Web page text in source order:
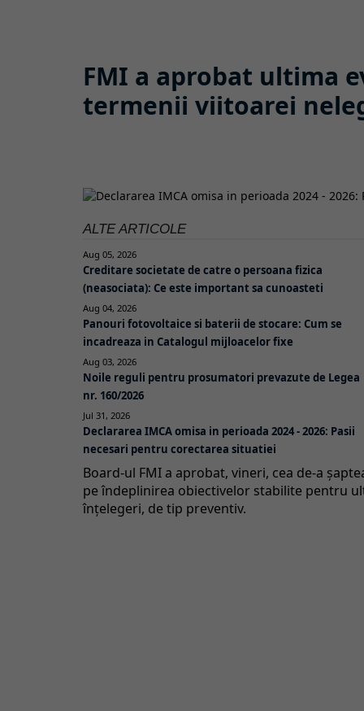
FMI a aprobat ultima
termenii viitoarei
ALTE ARTICOLE
Aug 05, 2026
Creditare societate de catre o persoana fizica
(neasociata): Ce este important sa cunoasteti
Aug 04, 2026
Panouri fotovoltaice si baterii de stocare: Cum se
incadreaza in Catalogul mijloacelor fixe
Aug 03, 2026
Noile reguli pentru prosumatori prevazute de Legea
nr. 160/2026
Jul 31, 2026
Declararea IMCA omisa in perioada 2024 - 2026: Pasii
necesari pentru corectarea situatiei
Board-ul FMI a aprobat, vineri, cea de-a
pe îndeplinirea obiectivelor stabilite pentru
înţelegeri, de tip preventiv.